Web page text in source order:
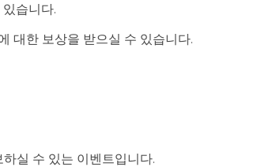
습니다.
대한 보상을 받으실 수 있습니다.
실 수 있는 이벤트입니다.